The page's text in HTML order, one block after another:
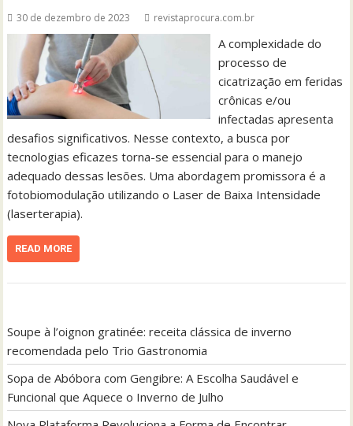
30 de dezembro de 2023 revistaprocura.com.br
A complexidade do
processo de
cicatrização em feridas
crônicas e/ou
infectadas apresenta
desafios significativos. Nesse contexto, a busca por
tecnologias eficazes torna-se essencial para o manejo
adequado dessas lesões. Uma abordagem promissora é a
fotobiomodulação utilizando o Laser de Baixa Intensidade
(laserterapia).
READ MORE
Soupe à l’oignon gratinée: receita clássica de inverno
recomendada pelo Trio Gastronomia
Sopa de Abóbora com Gengibre: A Escolha Saudável e
Funcional que Aquece o Inverno de Julho